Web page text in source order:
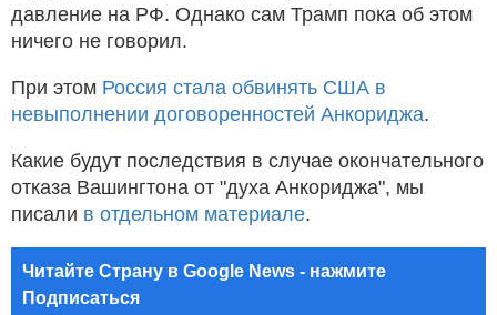
давление на РФ. Однако сам Трамп пока об этом
ничего не говорил.
При этом Россия стала обвинять США в
невыполнении договоренностей Анкориджа.
Какие будут последствия в случае окончательного
отказа Вашингтона от "духа Анкориджа", мы
писали в отдельном материале.
Читайте Страну в Google News - нажмите
Подписаться